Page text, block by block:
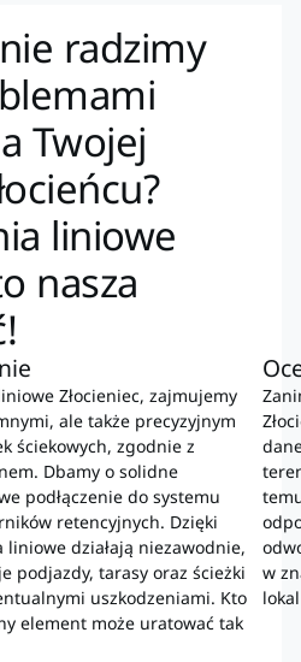
radzimy
Twojej
liniowe
nasza
Złocieniec, zajmujemy
ale także precyzyjnym
ściekowych, zgodnie z
Dbamy o solidne
podłączenie do systemu
retencyjnych. Dzięki
działają niezawodnie,
podjazdy, tarasy oraz ścieżki
uszkodzeniami. Kto
element może uratować tak
w